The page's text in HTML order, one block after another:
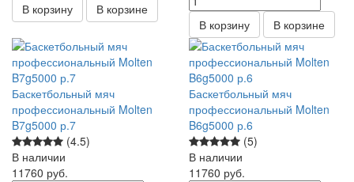
В корзину В корзине
В корзину В корзине
Баскетбольный мяч
профессиональный Molten
B7g5000 р.7
(4.5)
В наличии
11760 руб.
Баскетбольный мяч
профессиональный Molten
B6g5000 р.6
(5)
В наличии
11760 руб.